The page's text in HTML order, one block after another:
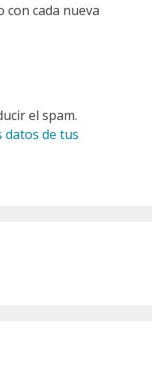
con cada nueva
el spam.
datos de tus